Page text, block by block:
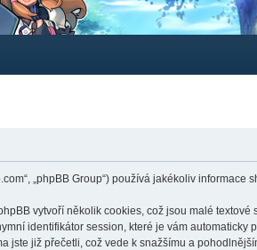
„phpBB Group“) používá jakékoliv informace
vytvoří několik cookies, což jsou malé
identifikátor session, které je vám automaticky
jste již přečetli, což vede k snažšímu a